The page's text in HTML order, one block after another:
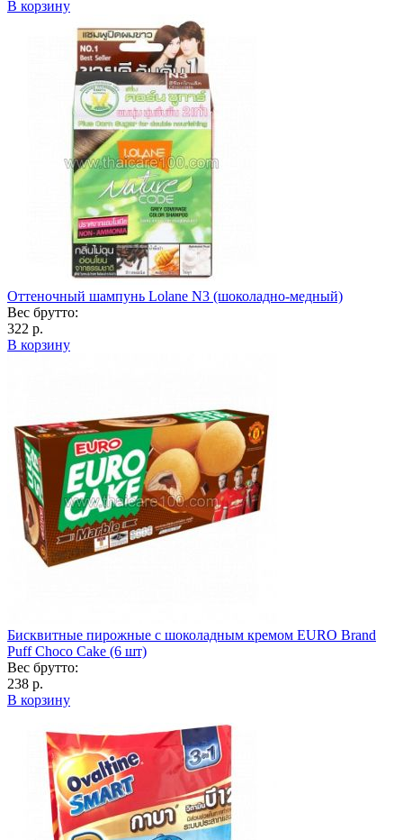
В корзину
Оттеночный шампунь Lolane N3 (шоколадно-медный)
Вес брутто:
322 р.
В корзину
Бисквитные пирожные с шоколадным кремом EURO Brand
Puff Choco Cake (6 шт)
Вес брутто:
238 р.
В корзину